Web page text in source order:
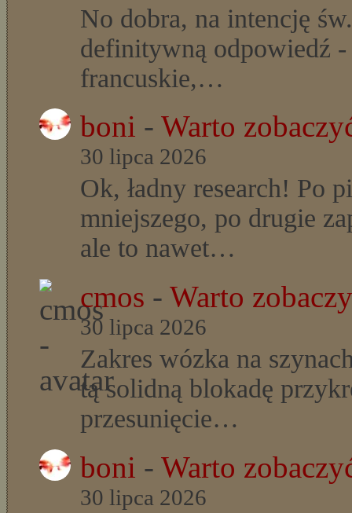
No dobra, na intencję
definitywną odpowiedź -
francuskie,…
boni - Warto
30 lipca 2026
Ok, ładny research! Po
mniejszego, po drugie
ale to nawet…
cmos - Warto
30 lipca 2026
Zakres wózka na
tą solidną blokadę
przesunięcie…
boni - Warto
30 lipca 2026